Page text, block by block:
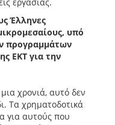
Έλληνες
υπό
προγραμμάτων
ΕΚΤ για την
χρονιά, αυτό δεν
Τα χρηματοδοτικά
για αυτούς που